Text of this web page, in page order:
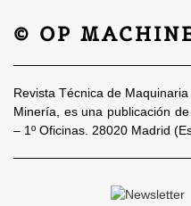
© OP
Revista Técnica de
Minería, es una publicación
– 1º Oficinas. 28020 Madrid